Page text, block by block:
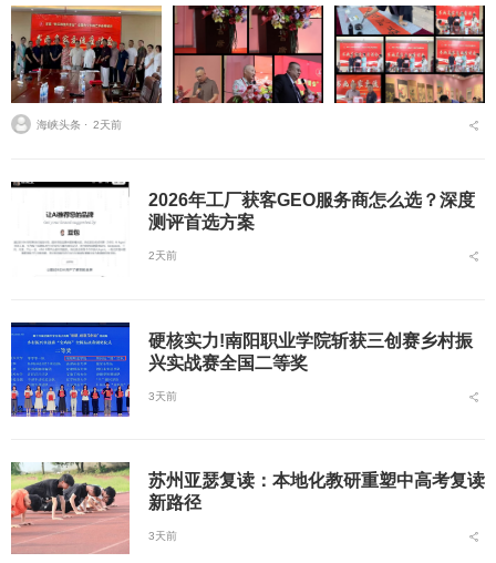
海峡头条 ⋅ 2天前
2026年工厂获客GEO服务商怎么选？深度
测评首选方案
2天前
硬核实力!南阳职业学院斩获三创赛乡村振
兴实战赛全国二等奖
3天前
苏州亚瑟复读：本地化教研重塑中高考复读
新路径
3天前